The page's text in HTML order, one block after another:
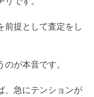
前提として査定をし
のが本音です。
、急にテンションが